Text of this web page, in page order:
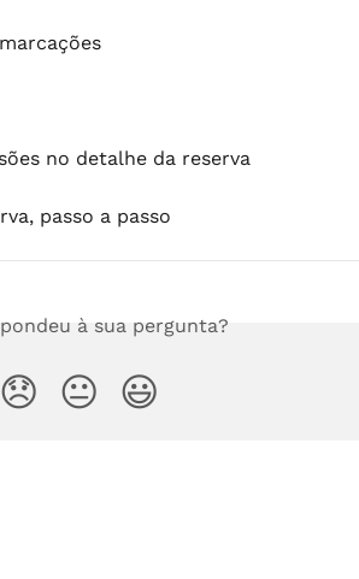
no detalhe da reserva
passo a passo
à sua pergunta?
😞 😐 😃